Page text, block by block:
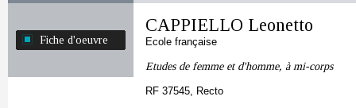
Fiche d'oeuvre
CAPPIELLO Leonetto
Ecole française
Etudes de femme et d'homme, à mi-corps
RF 37545, Recto